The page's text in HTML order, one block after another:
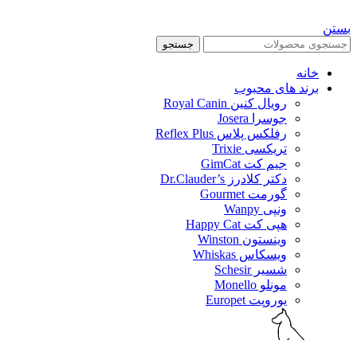
بستن
جستجو
خانه
برند های محبوب
رویال کنین Royal Canin
جوسرا Josera
رفلکس پلاس Reflex Plus
تریکسی Trixie
جیم کت GimCat
دکتر کلادرز Dr.Clauder’s
گورمت Gourmet
ونپی Wanpy
هپی کت Happy Cat
وینستون Winston
ویسکاس Whiskas
شسیر Schesir
مونلو Monello
یوروپت Europet